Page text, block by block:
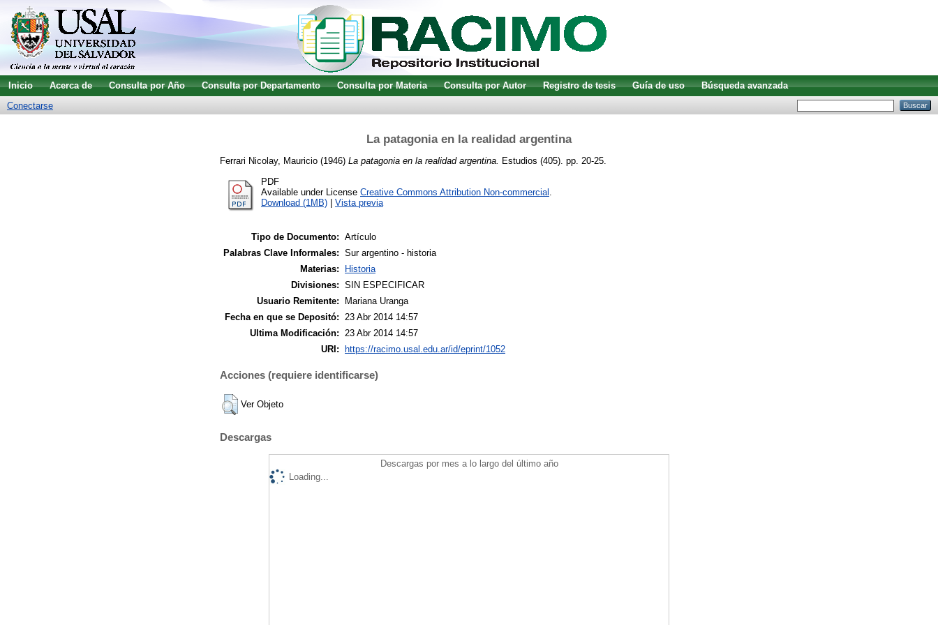
Inicio Acerca de Consulta por Año Consulta por Departamento Consulta por Materia Consulta por Autor Registro de tesis Guía de uso
Búsqueda avanzada
Conectarse
La patagonia en la realidad argentina
Ferrari Nicolay, Mauricio (1946) La patagonia en la realidad argentina. Estudios (405). pp. 20-25.
PDF
Available under License Creative Commons Attribution Non-commercial .
Download (1MB)
Vista previa
Tipo de Documento: Artículo
Palabras Clave Informales: Sur argentino - historia
Materias:
Historia
Divisiones: SIN ESPECIFICAR
Usuario Remitente:
Mariana Uranga
Fecha en que se Depositó: 23 Abr 2014 14:57
Ultima Modificación: 23 Abr 2014 14:57
URI:
https://racimo.usal.edu.ar/id/eprint/1052
Acciones (requiere identificarse)
Ver Objeto
Descargas
Descargas por mes a lo largo del último año
Loading...